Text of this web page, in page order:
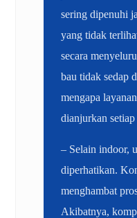
sering dipenuhi
yang tidak
secara
bau tidak sedap
mengapa
dianjurkan
– Selain indoor,
diperhatikan.
menghambat
Akibatnya,